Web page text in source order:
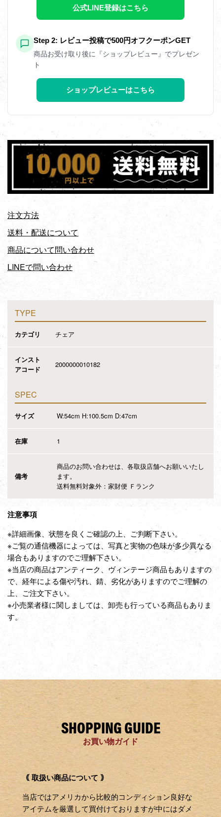
公式LINE登録はこちら
Step 2: レビュー投稿で500円オフクーポンGET
商品お受け取り後に『ショップレビュー』でプレゼン
ト
ショップレビューはこちら
注文方法
送料・配送について
商品について問い合わせ
LINEで問い合わせ
TYPE
カテゴリ チェア
インスト
アコード
2000000010182
SPEC
サイズ W:54cm H:100.5cm D:47cm
在庫 1
備考
商品のお問い合わせは、各取扱店舗へお願いいたし
ます。
送料無料対象外：家財便 Ｆランク
注意事項
※詳細画像、状態を良くご確認の上、ご判断下さい。
※ご覧の通信機器によっては、写真と実物の色味が多少異なる
場合もありますのでご理解下さい。
※当店の商品はアンティーク、ヴィンテージ商品もありますの
で、経年による傷や汚れ、錆、劣化がありますのでご理解の
上、ご注文下さい。
※小売業者様に関しましては、卸売も行っている商品もありま
す。
SHOPPING GUIDE
お買い物ガイド
｟ 取扱い商品について ｠
当店ではアメリカから比較的コンディション良好な
アイテムを厳選して買付けておりますが中にはダメ